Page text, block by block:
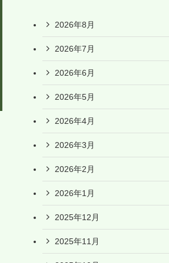
2026年8月
2026年7月
2026年6月
2026年5月
2026年4月
2026年3月
2026年2月
2026年1月
2025年12月
2025年11月